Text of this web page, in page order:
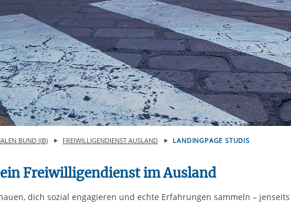
BUND (IB) FREIWILLIGENDIENST AUSLAND LANDINGPAGE STUDIS
Freiwilligendienst im Ausland
dich sozial engagieren und echte Erfahrungen sammeln –